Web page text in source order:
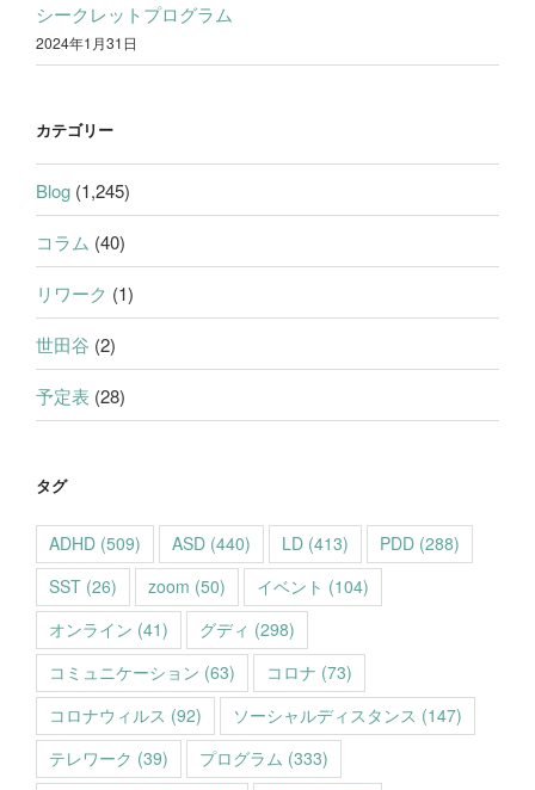
シークレットプログラム
2024年1月31日
カテゴリー
Blog (1,245)
コラム (40)
リワーク (1)
世田谷 (2)
予定表 (28)
タグ
ADHD (509) ASD (440) LD (413) PDD (288)
SST (26) zoom (50) イベント (104)
オンライン (41) グディ (298)
コミュニケーション (63) コロナ (73)
コロナウィルス (92) ソーシャルディスタンス (147)
テレワーク (39) プログラム (333)